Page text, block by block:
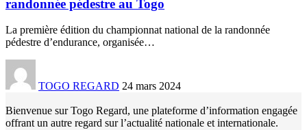
randonnée pédestre au Togo
La première édition du championnat national de la randonnée
pédestre d’endurance, organisée…
TOGO REGARD 24 mars 2024
Bienvenue sur Togo Regard, une plateforme d’information engagée
offrant un autre regard sur l’actualité nationale et internationale.